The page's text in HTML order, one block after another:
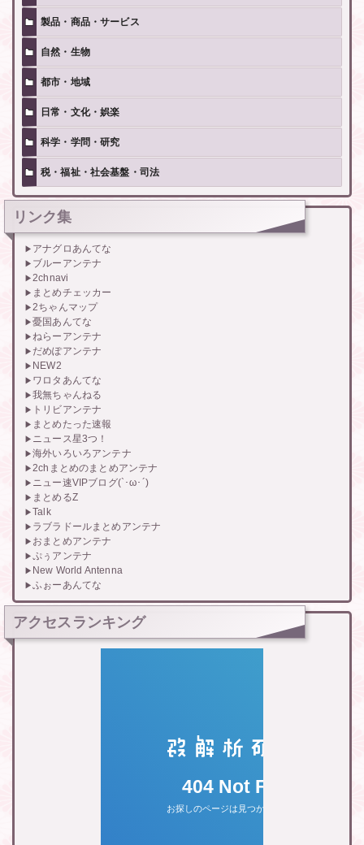
製品・商品・サービス
自然・生物
都市・地域
日常・文化・娯楽
科学・学問・研究
税・福祉・社会基盤・司法
リンク集
アナグロあんてな
ブルーアンテナ
2chnavi
まとめチェッカー
2ちゃんマップ
憂国あんてな
ねらーアンテナ
だめぽアンテナ
NEW2
ワロタあんてな
我無ちゃんねる
トリビアンテナ
まとめたった速報
ニュース星3つ！
海外いろいろアンテナ
2chまとめのまとめアンテナ
ニュー速VIPブログ(`･ω･´)
まとめるZ
Talk
ラブラドールまとめアンテナ
おまとめアンテナ
ぷぅアンテナ
New World Antenna
ふぉーあんてな
アクセスランキング